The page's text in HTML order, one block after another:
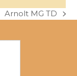
next
Arnolt MG TD